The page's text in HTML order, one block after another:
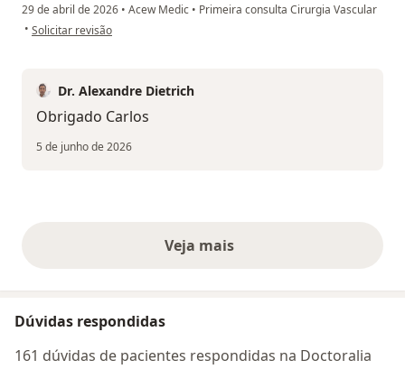
29 de abril de 2026 • Acew Medic • Primeira consulta Cirurgia Vascular
• na opinião do utilizador Carlos Julidori
Solicitar revisão
Dr. Alexandre Dietrich
Obrigado Carlos
5 de junho de 2026
Veja maisopiniões acima
Dúvidas respondidas
161 dúvidas de pacientes respondidas na Doctoralia